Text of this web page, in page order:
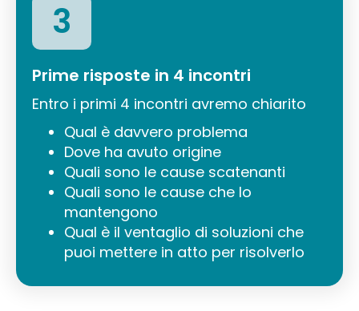
3
Prime risposte in 4 incontri
Entro i primi 4 incontri avremo chiarito
Qual è davvero problema
Dove ha avuto origine
Quali sono le cause scatenanti
Quali sono le cause che lo
mantengono
Qual è il ventaglio di soluzioni che
puoi mettere in atto per risolverlo